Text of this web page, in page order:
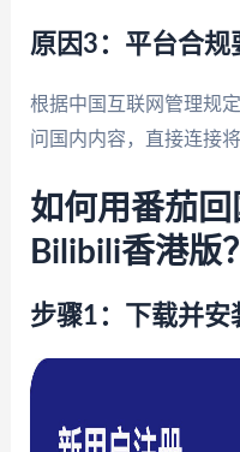
原因3：平台合规
根据中国互联网管理规
问国内内容，直接连接将
如何用番茄
Bilibili香港版？
步骤1：下载并安